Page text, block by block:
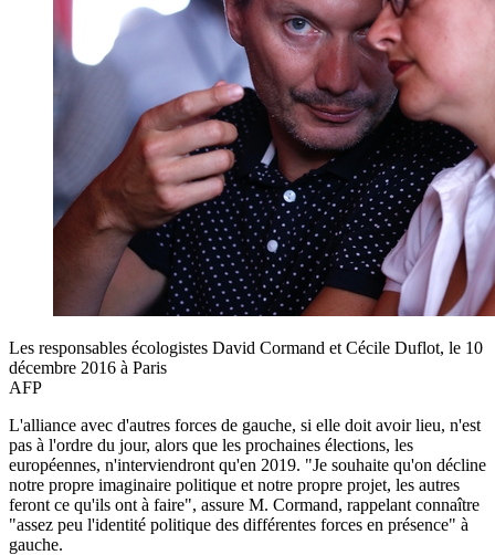
Les responsables écologistes David Cormand et Cécile Duflot, le 10
décembre 2016 à Paris
AFP
L'alliance avec d'autres forces de gauche, si elle doit avoir lieu, n'est
pas à l'ordre du jour, alors que les prochaines élections, les
européennes, n'interviendront qu'en 2019. "Je souhaite qu'on décline
notre propre imaginaire politique et notre propre projet, les autres
feront ce qu'ils ont à faire", assure M. Cormand, rappelant connaître
"assez peu l'identité politique des différentes forces en présence" à
gauche.